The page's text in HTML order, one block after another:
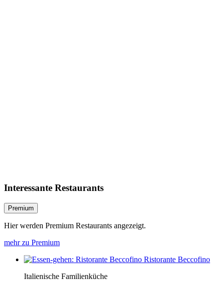
Interessante Restaurants
Premium
Hier werden Premium Restaurants angezeigt.
mehr zu Premium
Ristorante Beccofino
Italienische Familienküche